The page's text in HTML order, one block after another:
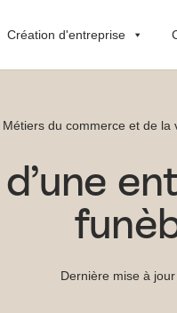
Création d'entreprise
Métiers du commerce et de la
Dernière mise à